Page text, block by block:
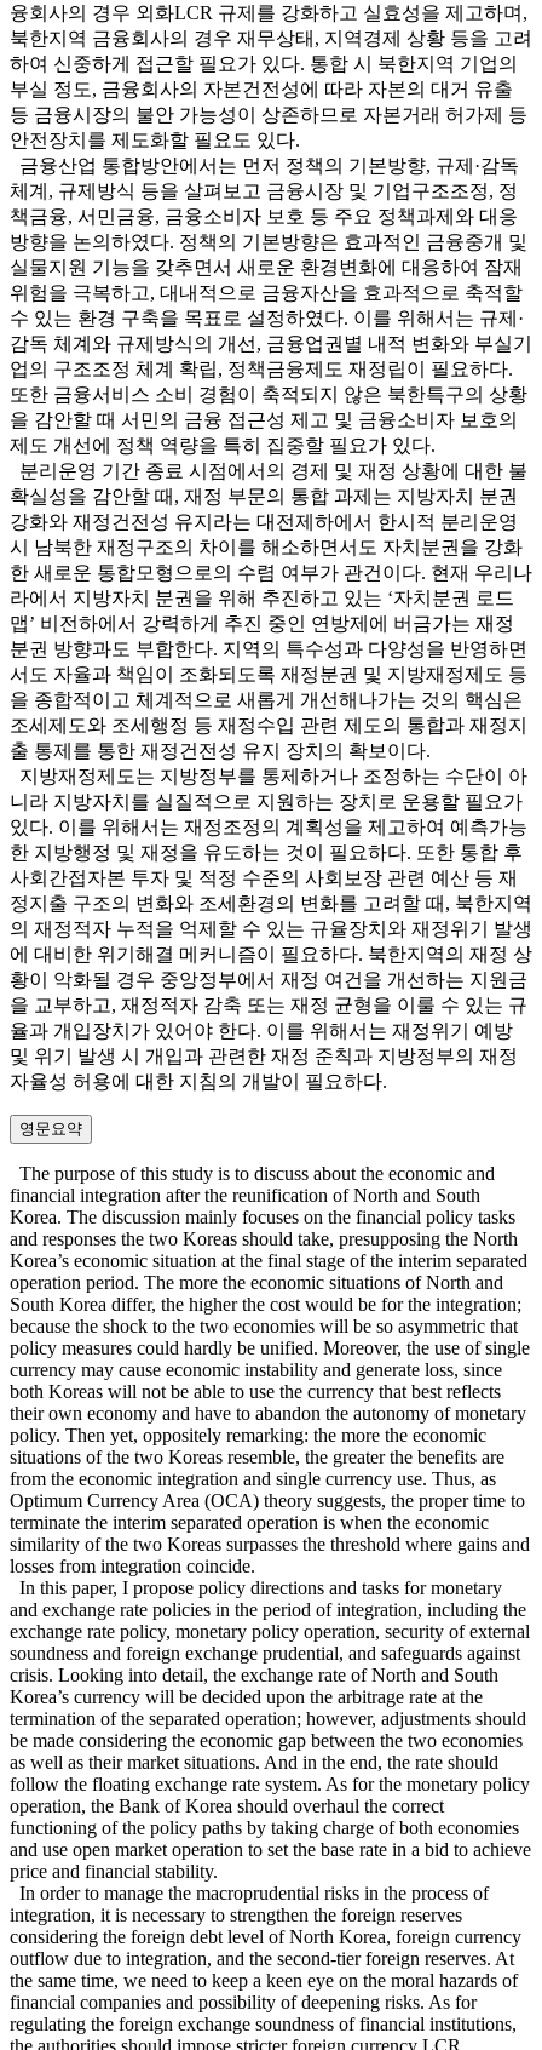
융회사의 경우 외화LCR 규제를 강화하고 실효성을 제고하며,
북한지역 금융회사의 경우 재무상태, 지역경제 상황 등을 고려
하여 신중하게 접근할 필요가 있다. 통합 시 북한지역 기업의
부실 정도, 금융회사의 자본건전성에 따라 자본의 대거 유출
등 금융시장의 불안 가능성이 상존하므로 자본거래 허가제 등
안전장치를 제도화할 필요도 있다.
금융산업 통합방안에서는 먼저 정책의 기본방향, 규제·감독
체계, 규제방식 등을 살펴보고 금융시장 및 기업구조조정, 정
책금융, 서민금융, 금융소비자 보호 등 주요 정책과제와 대응
방향을 논의하였다. 정책의 기본방향은 효과적인 금융중개 및
실물지원 기능을 갖추면서 새로운 환경변화에 대응하여 잠재
위험을 극복하고, 대내적으로 금융자산을 효과적으로 축적할
수 있는 환경 구축을 목표로 설정하였다. 이를 위해서는 규제·
감독 체계와 규제방식의 개선, 금융업권별 내적 변화와 부실기
업의 구조조정 체계 확립, 정책금융제도 재정립이 필요하다.
또한 금융서비스 소비 경험이 축적되지 않은 북한특구의 상황
을 감안할 때 서민의 금융 접근성 제고 및 금융소비자 보호의
제도 개선에 정책 역량을 특히 집중할 필요가 있다.
분리운영 기간 종료 시점에서의 경제 및 재정 상황에 대한 불
확실성을 감안할 때, 재정 부문의 통합 과제는 지방자치 분권
강화와 재정건전성 유지라는 대전제하에서 한시적 분리운영
시 남북한 재정구조의 차이를 해소하면서도 자치분권을 강화
한 새로운 통합모형으로의 수렴 여부가 관건이다. 현재 우리나
라에서 지방자치 분권을 위해 추진하고 있는 ‘자치분권 로드
맵’ 비전하에서 강력하게 추진 중인 연방제에 버금가는 재정
분권 방향과도 부합한다. 지역의 특수성과 다양성을 반영하면
서도 자율과 책임이 조화되도록 재정분권 및 지방재정제도 등
을 종합적이고 체계적으로 새롭게 개선해나가는 것의 핵심은
조세제도와 조세행정 등 재정수입 관련 제도의 통합과 재정지
출 통제를 통한 재정건전성 유지 장치의 확보이다.
지방재정제도는 지방정부를 통제하거나 조정하는 수단이 아
니라 지방자치를 실질적으로 지원하는 장치로 운용할 필요가
있다. 이를 위해서는 재정조정의 계획성을 제고하여 예측가능
한 지방행정 및 재정을 유도하는 것이 필요하다. 또한 통합 후
사회간접자본 투자 및 적정 수준의 사회보장 관련 예산 등 재
정지출 구조의 변화와 조세환경의 변화를 고려할 때, 북한지역
의 재정적자 누적을 억제할 수 있는 규율장치와 재정위기 발생
에 대비한 위기해결 메커니즘이 필요하다. 북한지역의 재정 상
황이 악화될 경우 중앙정부에서 재정 여건을 개선하는 지원금
을 교부하고, 재정적자 감축 또는 재정 균형을 이룰 수 있는 규
율과 개입장치가 있어야 한다. 이를 위해서는 재정위기 예방
및 위기 발생 시 개입과 관련한 재정 준칙과 지방정부의 재정
자율성 허용에 대한 지침의 개발이 필요하다.
영문요약
The purpose of this study is to discuss about the economic and
financial integration after the reunification of North and South
Korea. The discussion mainly focuses on the financial policy tasks
and responses the two Koreas should take, presupposing the North
Korea’s economic situation at the final stage of the interim separated
operation period. The more the economic situations of North and
South Korea differ, the higher the cost would be for the integration;
because the shock to the two economies will be so asymmetric that
policy measures could hardly be unified. Moreover, the use of single
currency may cause economic instability and generate loss, since
both Koreas will not be able to use the currency that best reflects
their own economy and have to abandon the autonomy of monetary
policy. Then yet, oppositely remarking: the more the economic
situations of the two Koreas resemble, the greater the benefits are
from the economic integration and single currency use. Thus, as
Optimum Currency Area (OCA) theory suggests, the proper time to
terminate the interim separated operation is when the economic
similarity of the two Koreas surpasses the threshold where gains and
losses from integration coincide.
In this paper, I propose policy directions and tasks for monetary
and exchange rate policies in the period of integration, including the
exchange rate policy, monetary policy operation, security of external
soundness and foreign exchange prudential, and safeguards against
crisis. Looking into detail, the exchange rate of North and South
Korea’s currency will be decided upon the arbitrage rate at the
termination of the separated operation; however, adjustments should
be made considering the economic gap between the two economies
as well as their market situations. And in the end, the rate should
follow the floating exchange rate system. As for the monetary policy
operation, the Bank of Korea should overhaul the correct
functioning of the policy paths by taking charge of both economies
and use open market operation to set the base rate in a bid to achieve
price and financial stability.
In order to manage the macroprudential risks in the process of
integration, it is necessary to strengthen the foreign reserves
considering the foreign debt level of North Korea, foreign currency
outflow due to integration, and the second-tier foreign reserves. At
the same time, we need to keep a keen eye on the moral hazards of
financial companies and possibility of deepening risks. As for
regulating the foreign exchange soundness of financial institutions,